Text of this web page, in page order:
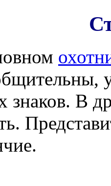
знаков. В